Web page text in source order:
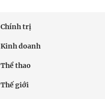
Chính trị
Kinh doanh
Thể thao
Thế giới